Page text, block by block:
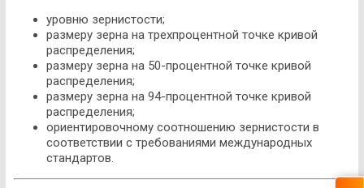
уровню зернистости;
размеру зерна на трехпроцентной точке кривой
распределения;
размеру зерна на 50-процентной точке кривой
распределения;
размеру зерна на 94-процентной точке кривой
распределения;
ориентировочному соотношению зернистости в
соответствии с требованиями международных
стандартов.